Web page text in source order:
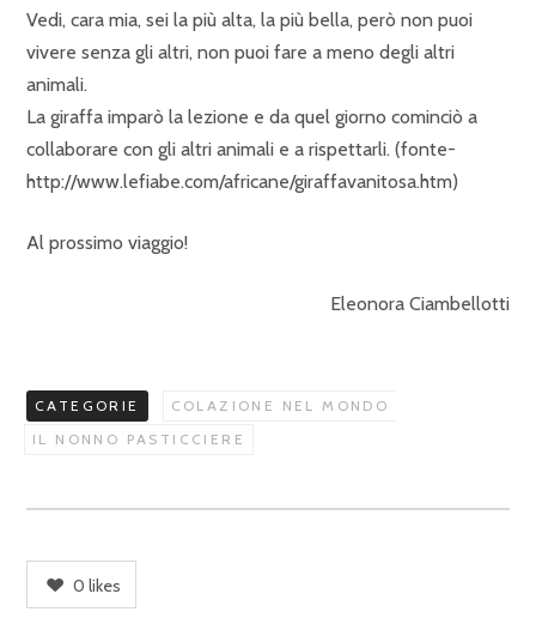
Vedi, cara mia, sei la più alta, la più bella, però non puoi
vivere senza gli altri, non puoi fare a meno degli altri
animali.
La giraffa imparò la lezione e da quel giorno cominciò a
collaborare con gli altri animali e a rispettarli. (fonte-
http://www.lefiabe.com/africane/giraffavanitosa.htm)
Al prossimo viaggio!
Eleonora Ciambellotti
CATEGORIE
COLAZIONE NEL MONDO
IL NONNO PASTICCIERE
0 likes